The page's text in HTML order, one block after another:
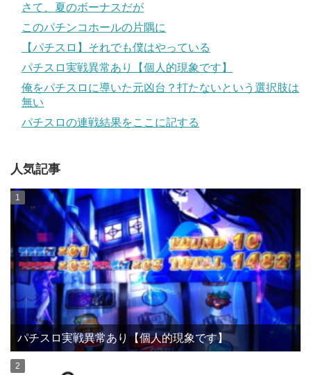
さて、夏のボーナスだが
このパチンコホールの片隅に
【パチスロ】それでも僕はやっている
パチスロ実戦異常あり【個人的現象です】
俺をパチスロに導いた元凶台？打たないという選択肢は
無い
パチスロの連戦結果をここに記する
人気記事
パチスロ実戦異常あり【個人的現象です】